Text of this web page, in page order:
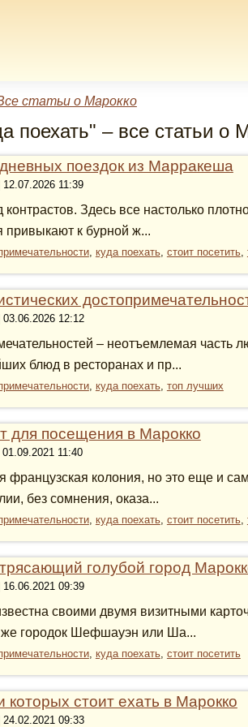
статьи о Марокко
поехать" – все статьи о
поездок из Марракеша
11:39
Здесь все настолько
к бурной ж...
, куда поехать, стоит посетить,
12:12
– неотъемлемая
блюд в ресторанах и пр...
, куда поехать, топ лучших
для посещения в Марокко
11:40
колония, но это еще и
без сомнения, оказа...
, куда поехать, стоит посетить,
голубой город
09:39
своими двумя визитными
же городок Шефшауэн или Ша...
, куда поехать, стоит посетить
стоит ехать в Марокко
09:33